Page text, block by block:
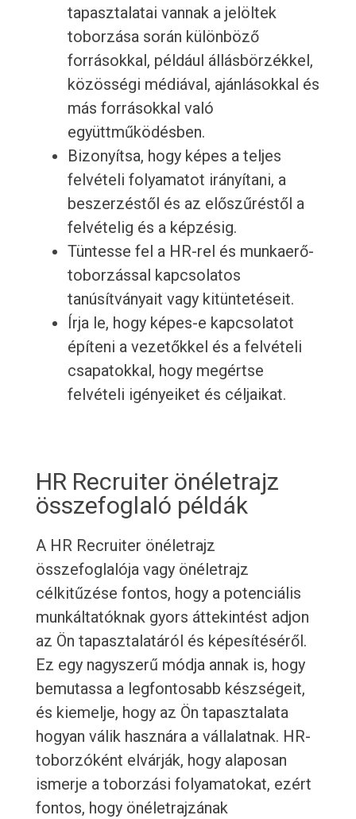
tapasztalatai vannak a jelöltek
toborzása során különböző
forrásokkal, például állásbörzékkel,
közösségi médiával, ajánlásokkal és
más forrásokkal való
együttműködésben.
Bizonyítsa, hogy képes a teljes
felvételi folyamatot irányítani, a
beszerzéstől és az előszűréstől a
felvételig és a képzésig.
Tüntesse fel a HR-rel és munkaerő-
toborzással kapcsolatos
tanúsítványait vagy kitüntetéseit.
Írja le, hogy képes-e kapcsolatot
építeni a vezetőkkel és a felvételi
csapatokkal, hogy megértse
felvételi igényeiket és céljaikat.
HR Recruiter önéletrajz
összefoglaló példák
A HR Recruiter önéletrajz
összefoglalója vagy önéletrajz
célkitűzése fontos, hogy a potenciális
munkáltatóknak gyors áttekintést adjon
az Ön tapasztalatáról és képesítéséről.
Ez egy nagyszerű módja annak is, hogy
bemutassa a legfontosabb készségeit,
és kiemelje, hogy az Ön tapasztalata
hogyan válik hasznára a vállalatnak. HR-
toborzóként elvárják, hogy alaposan
ismerje a toborzási folyamatokat, ezért
fontos, hogy önéletrajzának